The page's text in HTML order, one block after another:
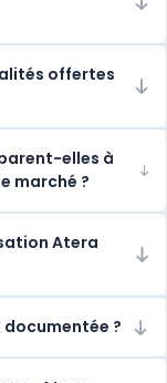
offertes
elles à
marché ?
Atera
documentée ?